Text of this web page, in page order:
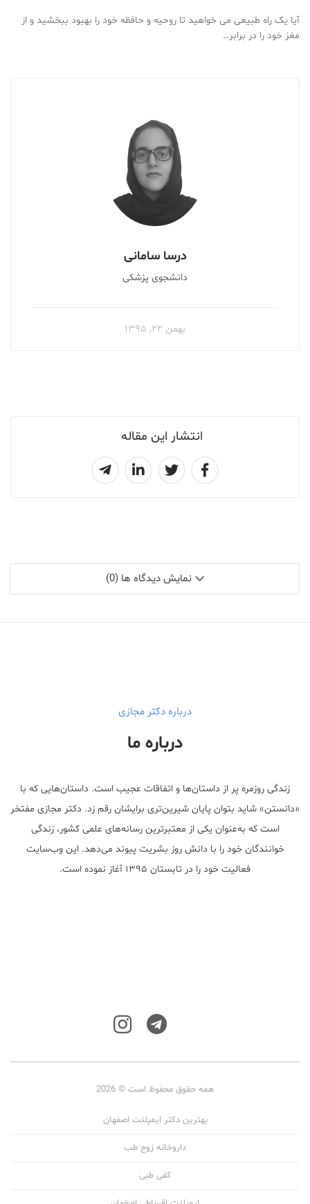
انتشار این مقاله
آیا یک راه طبیعی می خواهید تا روحیه و حافظه خود را بهبود ببخشید و از
مغز خود را در برابر…
درسا سامانی
دانشجوی پزشکی
بهمن ۲۲, ۱۳۹۵
نمایش دیدگاه ها (0)
درباره دکتر مجازی
درباره ما
زندگی روزمره پر از داستان‌ها و اتفاقات عجیب است. داستان‌هایی که با
«دانستن» شاید بتوان پایان شیرین‌تری برایشان رقم زد. دکتر مجازی مفتخر
است که به‌عنوان یکی از معتبر‌ترین رسانه‌های علمی کشور، زندگی
خوانندگان خود را با دانش روز بشریت پیوند می‌دهد. این وب‌سایت
فعالیت خود را در تابستان ۱۳۹۵ آغاز نموده است.
همه حقوق محفوظ است © 2026
بهترین دکتر ایمپلنت اصفهان
داروخانه زوج طب
کفی طبی